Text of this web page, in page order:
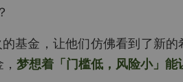
基金，让他们仿佛看到了新的
梦想着「门槛低，风险小」能